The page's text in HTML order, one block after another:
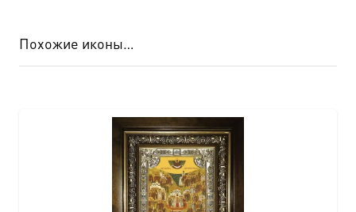
Похожие иконы…